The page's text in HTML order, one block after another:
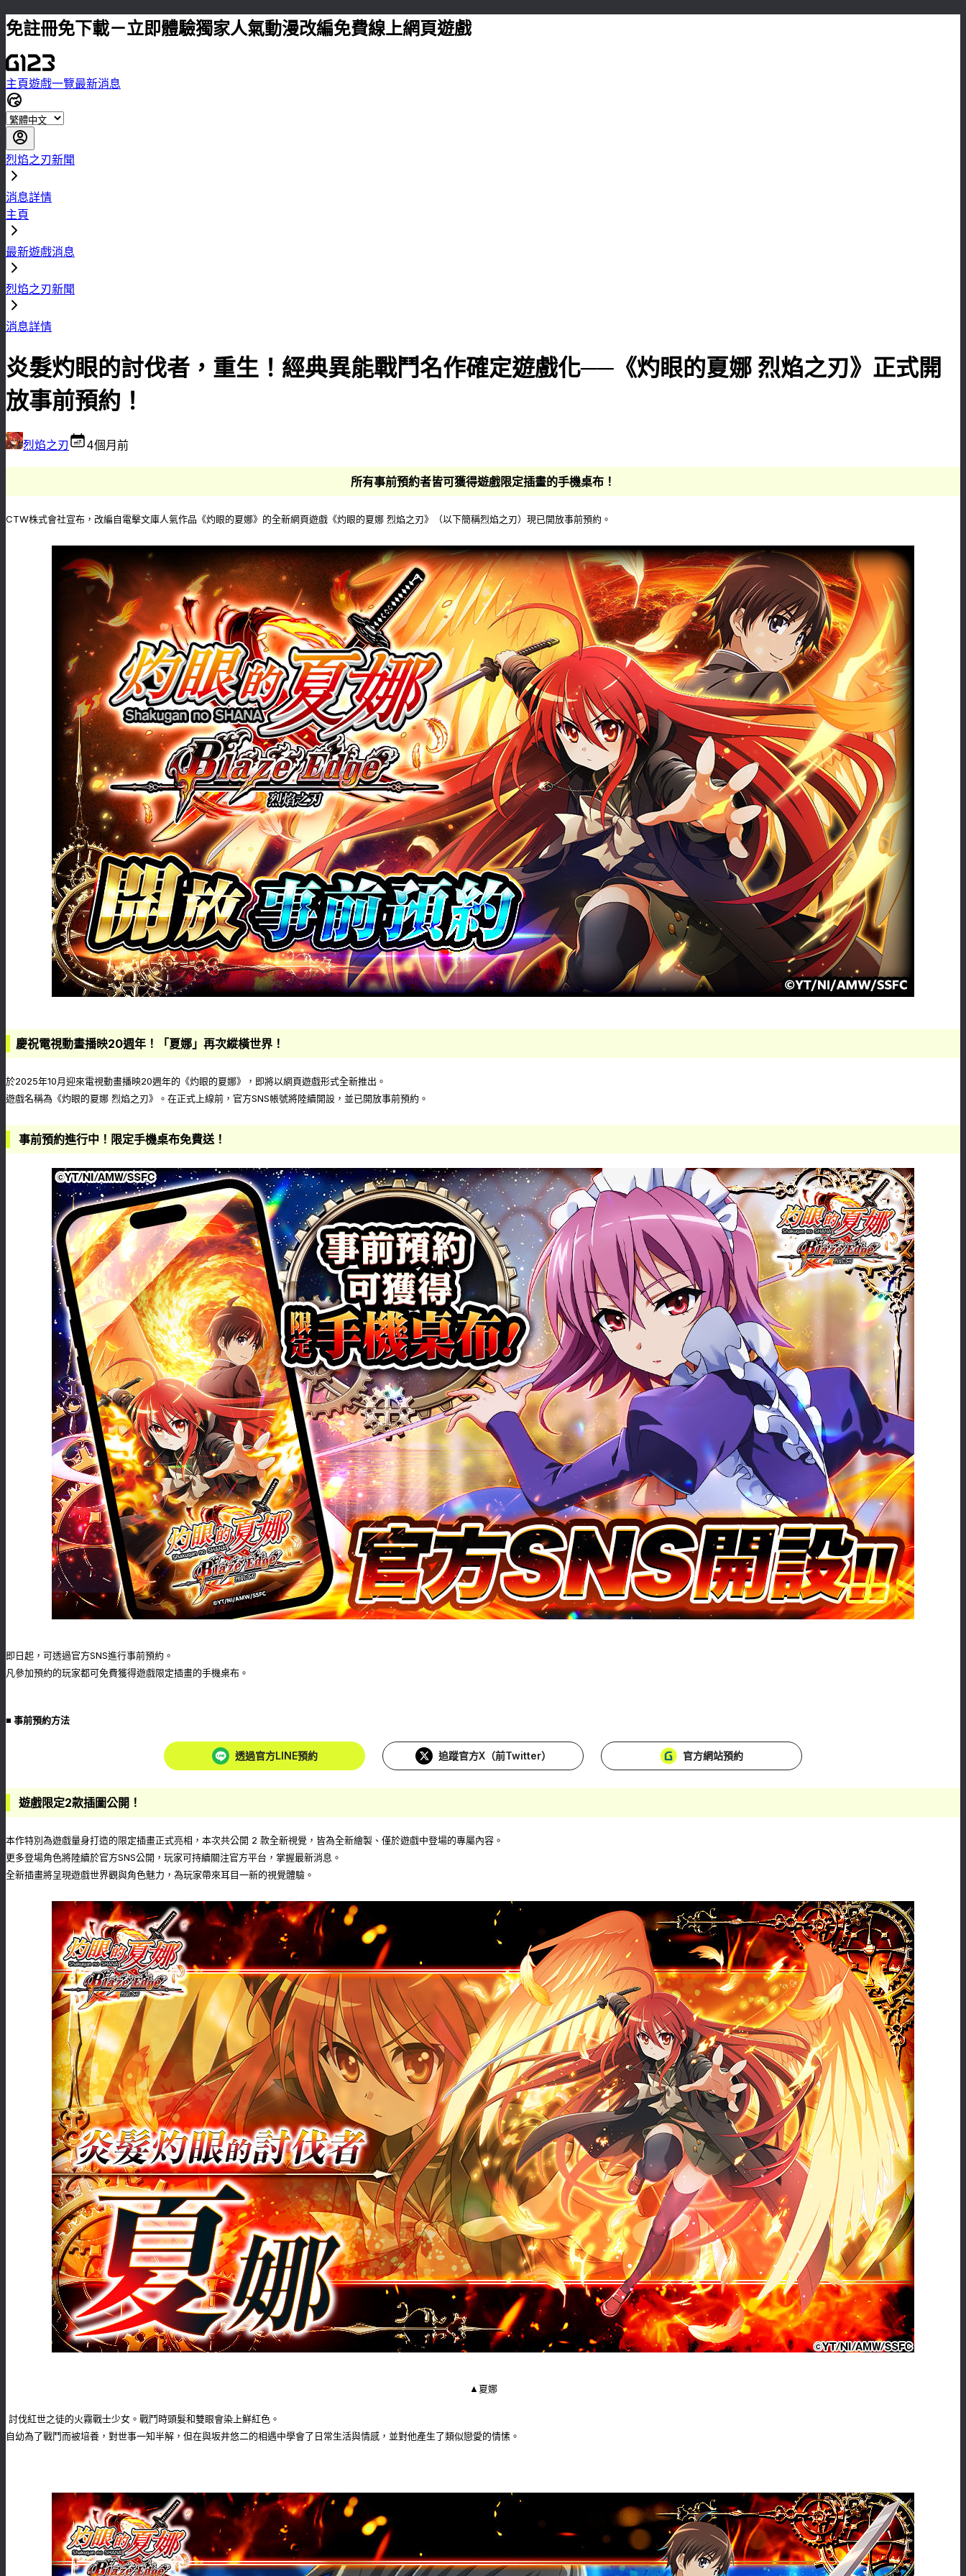
免註冊免下載－立即體驗獨家人氣動漫改編免費線上網頁遊戲
主頁遊戲一覽最新消息
烈焰之刃新聞
消息詳情
主頁
最新遊戲消息
烈焰之刃新聞
消息詳情
炎髮灼眼的討伐者，重生！經典異能戰鬥名作確定遊戲化──《灼眼的夏娜 烈焰之刃》正式開
放事前預約！
烈焰之刃 4個月前
所有事前預約者皆可獲得遊戲限定插畫的手機桌布！
CTW株式會社宣布，改編自電擊文庫人氣作品《灼眼的夏娜》的全新網頁遊戲《灼眼的夏娜 烈焰之刃》（以下簡稱烈焰之刃）現已開放事前預約。
慶祝電視動畫播映20週年！「夏娜」再次縱橫世界！
於2025年10月迎來電視動畫播映20週年的《灼眼的夏娜》，即將以網頁遊戲形式全新推出。
遊戲名稱為《灼眼的夏娜 烈焰之刃》。在正式上線前，官方SNS帳號將陸續開設，並已開放事前預約。
事前預約進行中！限定手機桌布免費送！
即日起，可透過官方SNS進行事前預約。
凡參加預約的玩家都可免費獲得遊戲限定插畫的手機桌布。
■ 事前預約方法
透過官方LINE預約 追蹤官方X（前Twitter） 官方網站預約
遊戲限定2款插圖公開！
本作特別為遊戲量身打造的限定插畫正式亮相，本次共公開 2 款全新視覺，皆為全新繪製、僅於遊戲中登場的專屬內容。
更多登場角色將陸續於官方SNS公開，玩家可持續關注官方平台，掌握最新消息。
全新插畫將呈現遊戲世界觀與角色魅力，為玩家帶來耳目一新的視覺體驗。
▲夏娜
討伐紅世之徒的火霧戰士少女。戰鬥時頭髮和雙眼會染上鮮紅色。
自幼為了戰鬥而被培養，對世事一知半解，但在與坂井悠二的相遇中學會了日常生活與情感，並對他產生了類似戀愛的情愫。